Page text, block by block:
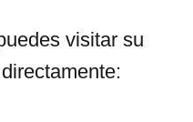
visitar su